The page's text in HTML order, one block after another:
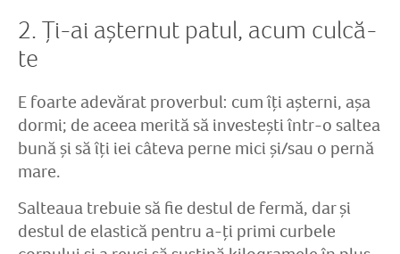
2. Ți-ai așternut patul, acum culcă-
te
E foarte adevărat proverbul: cum îți așterni, așa
dormi; de aceea merită să investești într-o saltea
bună și să îți iei câteva perne mici și/sau o pernă
mare.
Salteaua trebuie să fie destul de fermă, dar și
destul de elastică pentru a-ți primi curbele